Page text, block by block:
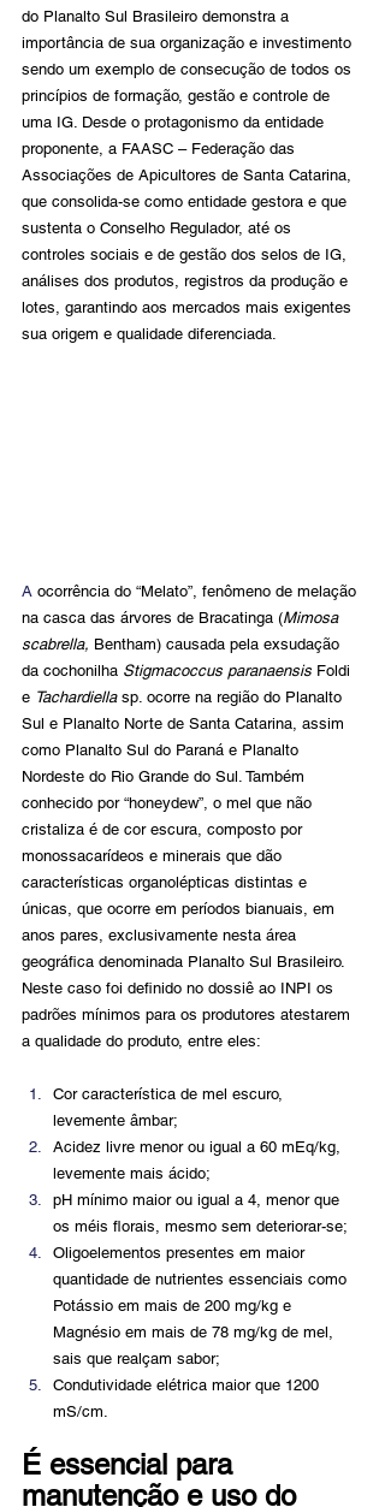
do Planalto Sul Brasileiro demonstra a
importância de sua organização e investimento
sendo um exemplo de consecução de todos os
princípios de formação, gestão e controle de
uma IG. Desde o protagonismo da entidade
proponente, a FAASC – Federação das
Associações de Apicultores de Santa Catarina,
que consolida-se como entidade gestora e que
sustenta o Conselho Regulador, até os
controles sociais e de gestão dos selos de IG,
análises dos produtos, registros da produção e
lotes, garantindo aos mercados mais exigentes
sua origem e qualidade diferenciada.
A ocorrência do “Melato”, fenômeno de melação
na casca das árvores de Bracatinga (Mimosa
scabrella, Bentham) causada pela exsudação
da cochonilha Stigmacoccus paranaensis Foldi
e Tachardiella sp. ocorre na região do Planalto
Sul e Planalto Norte de Santa Catarina, assim
como Planalto Sul do Paraná e Planalto
Nordeste do Rio Grande do Sul. Também
conhecido por “honeydew”, o mel que não
cristaliza é de cor escura, composto por
monossacarídeos e minerais que dão
características organolépticas distintas e
únicas, que ocorre em períodos bianuais, em
anos pares, exclusivamente nesta área
geográfica denominada Planalto Sul Brasileiro.
Neste caso foi definido no dossiê ao INPI os
padrões mínimos para os produtores atestarem
a qualidade do produto, entre eles:
Cor característica de mel escuro,
levemente âmbar;
Acidez livre menor ou igual a 60 mEq/kg,
levemente mais ácido;
pH mínimo maior ou igual a 4, menor que
os méis florais, mesmo sem deteriorar-se;
Oligoelementos presentes em maior
quantidade de nutrientes essenciais como
Potássio em mais de 200 mg/kg e
Magnésio em mais de 78 mg/kg de mel,
sais que realçam sabor;
Condutividade elétrica maior que 1200
mS/cm.
É essencial para
manutenção e uso do